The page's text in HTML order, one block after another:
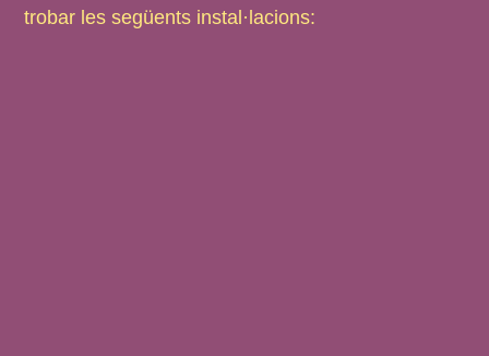
trobar les següents instal·lacions: